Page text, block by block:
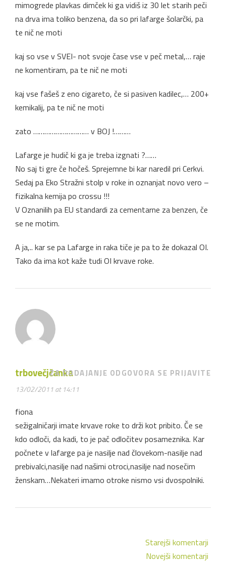
mimogrede plavkas dimček ki ga vidiš iz 30 let starih peči
na drva ima toliko benzena, da so pri lafarge šolarčki, pa
te nič ne moti
kaj so vse v SVEI- not svoje čase vse v peč metal,… raje
ne komentiram, pa te nič ne moti
kaj vse fašeš z eno cigareto, če si pasiven kadilec,… 200+
kemikalij, pa te nič ne moti
zato ………………………… v BOJ !………
Lafarge je hudič ki ga je treba izgnati ?……
No saj ti gre če hočeš. Sprejemne bi kar naredil pri Cerkvi.
Sedaj pa Eko Stražni stolp v roke in oznanjat novo vero –
fizikalna kemija po crossu !!!
V Oznanilih pa EU standardi za cementarne za benzen, če
se ne motim.
A ja,.. kar se pa Lafarge in raka tiče je pa to že dokazal OI.
Tako da ima kot kaže tudi OI krvave roke.
trbovečjčanka
13/02/2011 at 14:11
ZA DODAJANJE ODGOVORA SE PRIJAVITE
fiona
sežigalničarji imate krvave roke to drži kot pribito. Če se
kdo odloči, da kadi, to je pač odločitev posameznika. Kar
počnete v lafarge pa je nasilje nad človekom-nasilje nad
prebivalci,nasilje nad našimi otroci,nasilje nad nosečim
ženskam…Nekateri imamo otroke nismo vsi dvospolniki.
Starejši komentarji
Novejši komentarji